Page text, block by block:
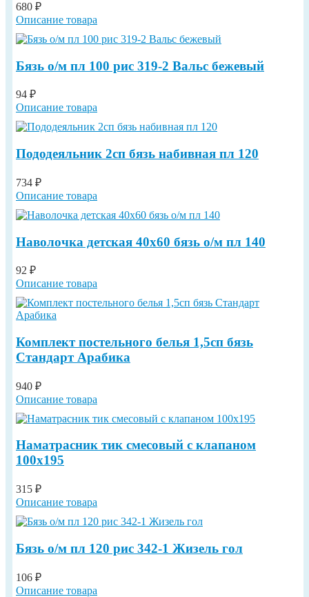
680 ₽
Описание товара
Бязь о/м пл 100 рис 319-2 Вальс бежевый
94 ₽
Описание товара
Пододеяльник 2сп бязь набивная пл 120
734 ₽
Описание товара
Наволочка детская 40х60 бязь о/м пл 140
92 ₽
Описание товара
Комплект постельного белья 1,5сп бязь
Стандарт Арабика
940 ₽
Описание товара
Наматрасник тик смесовый с клапаном
100х195
315 ₽
Описание товара
Бязь о/м пл 120 рис 342-1 Жизель гол
106 ₽
Описание товара